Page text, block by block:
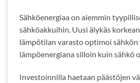
Sähköenergiaa on aiemmin
sähköakkuihin. Uusi älykäs korkean
lämpötilan varasto optimoi
lämpöenergiana silloin kuin sähkö
Investoinnilla haetaan päästöjen